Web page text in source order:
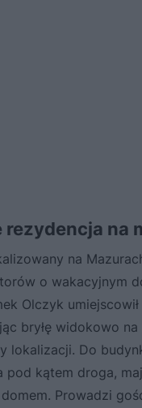
rezydencja na
na
o wakacyjnym
Olczyk
bryłę widokowo na
lokalizacji. Do
pod kątem droga,
Prowadzi